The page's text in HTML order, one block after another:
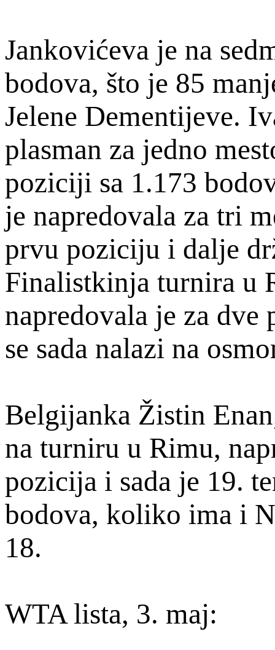
Jankovićeva je na
bodova, što je 85
Jelene Dementijeve.
plasman za jedno
poziciji sa 1.173
je napredovala za tri
prvu poziciju i dalje
Finalistkinja turnira u
napredovala je za
se sada nalazi na
Belgijanka Žistin
na turniru u Rimu,
pozicija i sada je 19.
bodova, koliko ima i
18.
WTA lista, 3. maj: